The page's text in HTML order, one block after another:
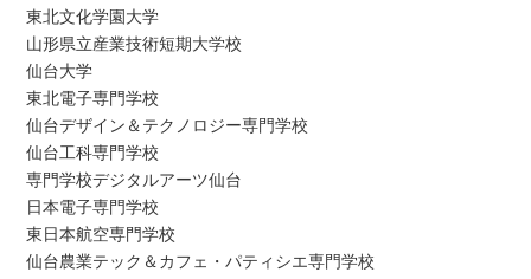
東北文化学園大学
山形県立産業技術短期大学校
仙台大学
東北電子専門学校
仙台デザイン＆テクノロジー専門学校
仙台工科専門学校
専門学校デジタルアーツ仙台
日本電子専門学校
東日本航空専門学校
仙台農業テック＆カフェ・パティシエ専門学校